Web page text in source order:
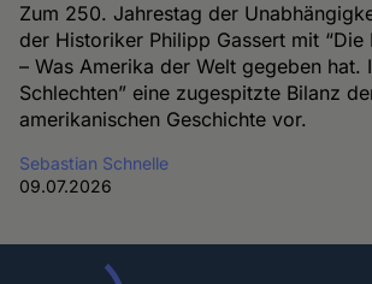
Zum 250. Jahrestag der
der Historiker Philipp Gassert mit “Die
– Was Amerika der Welt gegeben hat.
Schlechten” eine zugespitzte Bilanz
amerikanischen Geschichte vor.
Sebastian Schnelle
09.07.2026